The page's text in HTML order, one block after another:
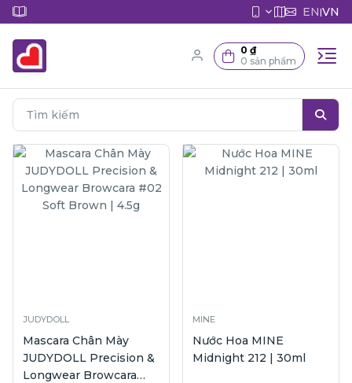
EN|VN
0 ₫
0 sản phẩm
JUDYDOLL
Mascara Chân Mày
JUDYDOLL Precision &
Longwear Browcara
MINE
Nước Hoa MINE
Midnight 212 | 30ml